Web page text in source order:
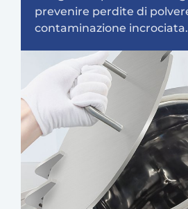
prevenire perdite di
contaminazione incrociata.